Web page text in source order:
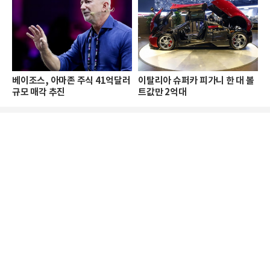
베이조스, 아마존 주식 41억달러
규모 매각 추진
이탈리아 슈퍼카 피가니 한 대 볼
트값만 2억대